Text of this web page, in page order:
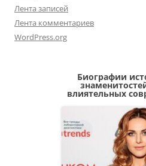
Лента записей
Лента комментариев
WordPress.org
Биографии
влиятельных